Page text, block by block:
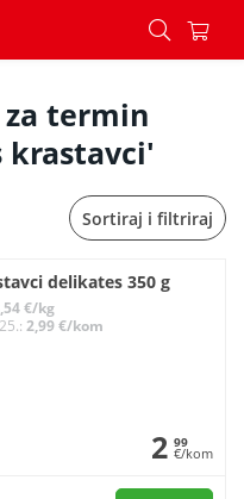
termin
krastavci'
Sortiraj i filtriraj
delikates 350 g
€/kg
2,99 €/kom
2 99
€/kom